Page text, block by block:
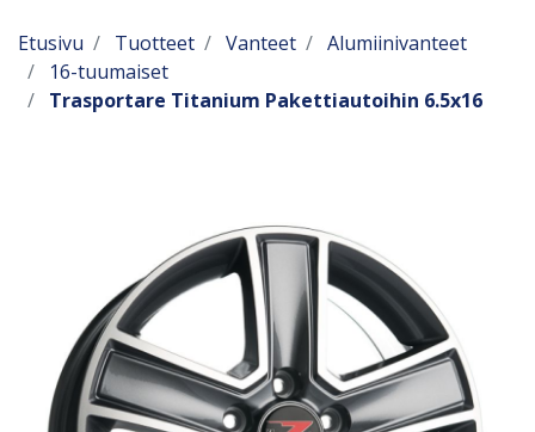
Etusivu Tuotteet Vanteet
Alumiinivanteet
16-tuumaiset
Trasportare Titanium Pakettiautoihin 6.5x16